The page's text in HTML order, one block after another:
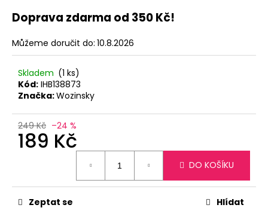
Doprava zdarma od 350 Kč!
Můžeme doručit do: 10.8.2026
Skladem (1 ks)
Kód: IHB138873
Značka:Wozinsky
249 Kč –24 %
189 Kč
DO KOŠÍKU
Zeptat se Hlídat
D
p
o
u
č
u
e
m